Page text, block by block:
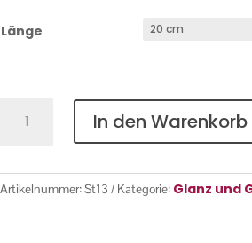
Länge
In den Warenkorb
Artikelnummer:St13 Kategorie: Glanz und